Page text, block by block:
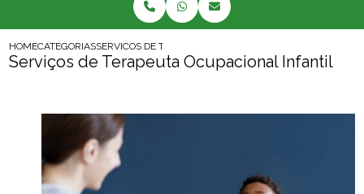
HOMECATEGORIASSERVICOS DE TERAPEUTA OCUPACIONAL INFANTIL
Serviços de Terapeuta Ocupacional Infantil